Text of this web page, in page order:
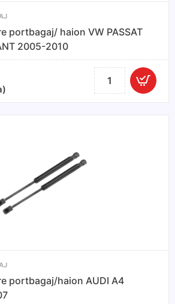
portbagaj/ haion VW PASSAT
2005-2010
Cantitate
Set
portbagaj/haion AUDI A4